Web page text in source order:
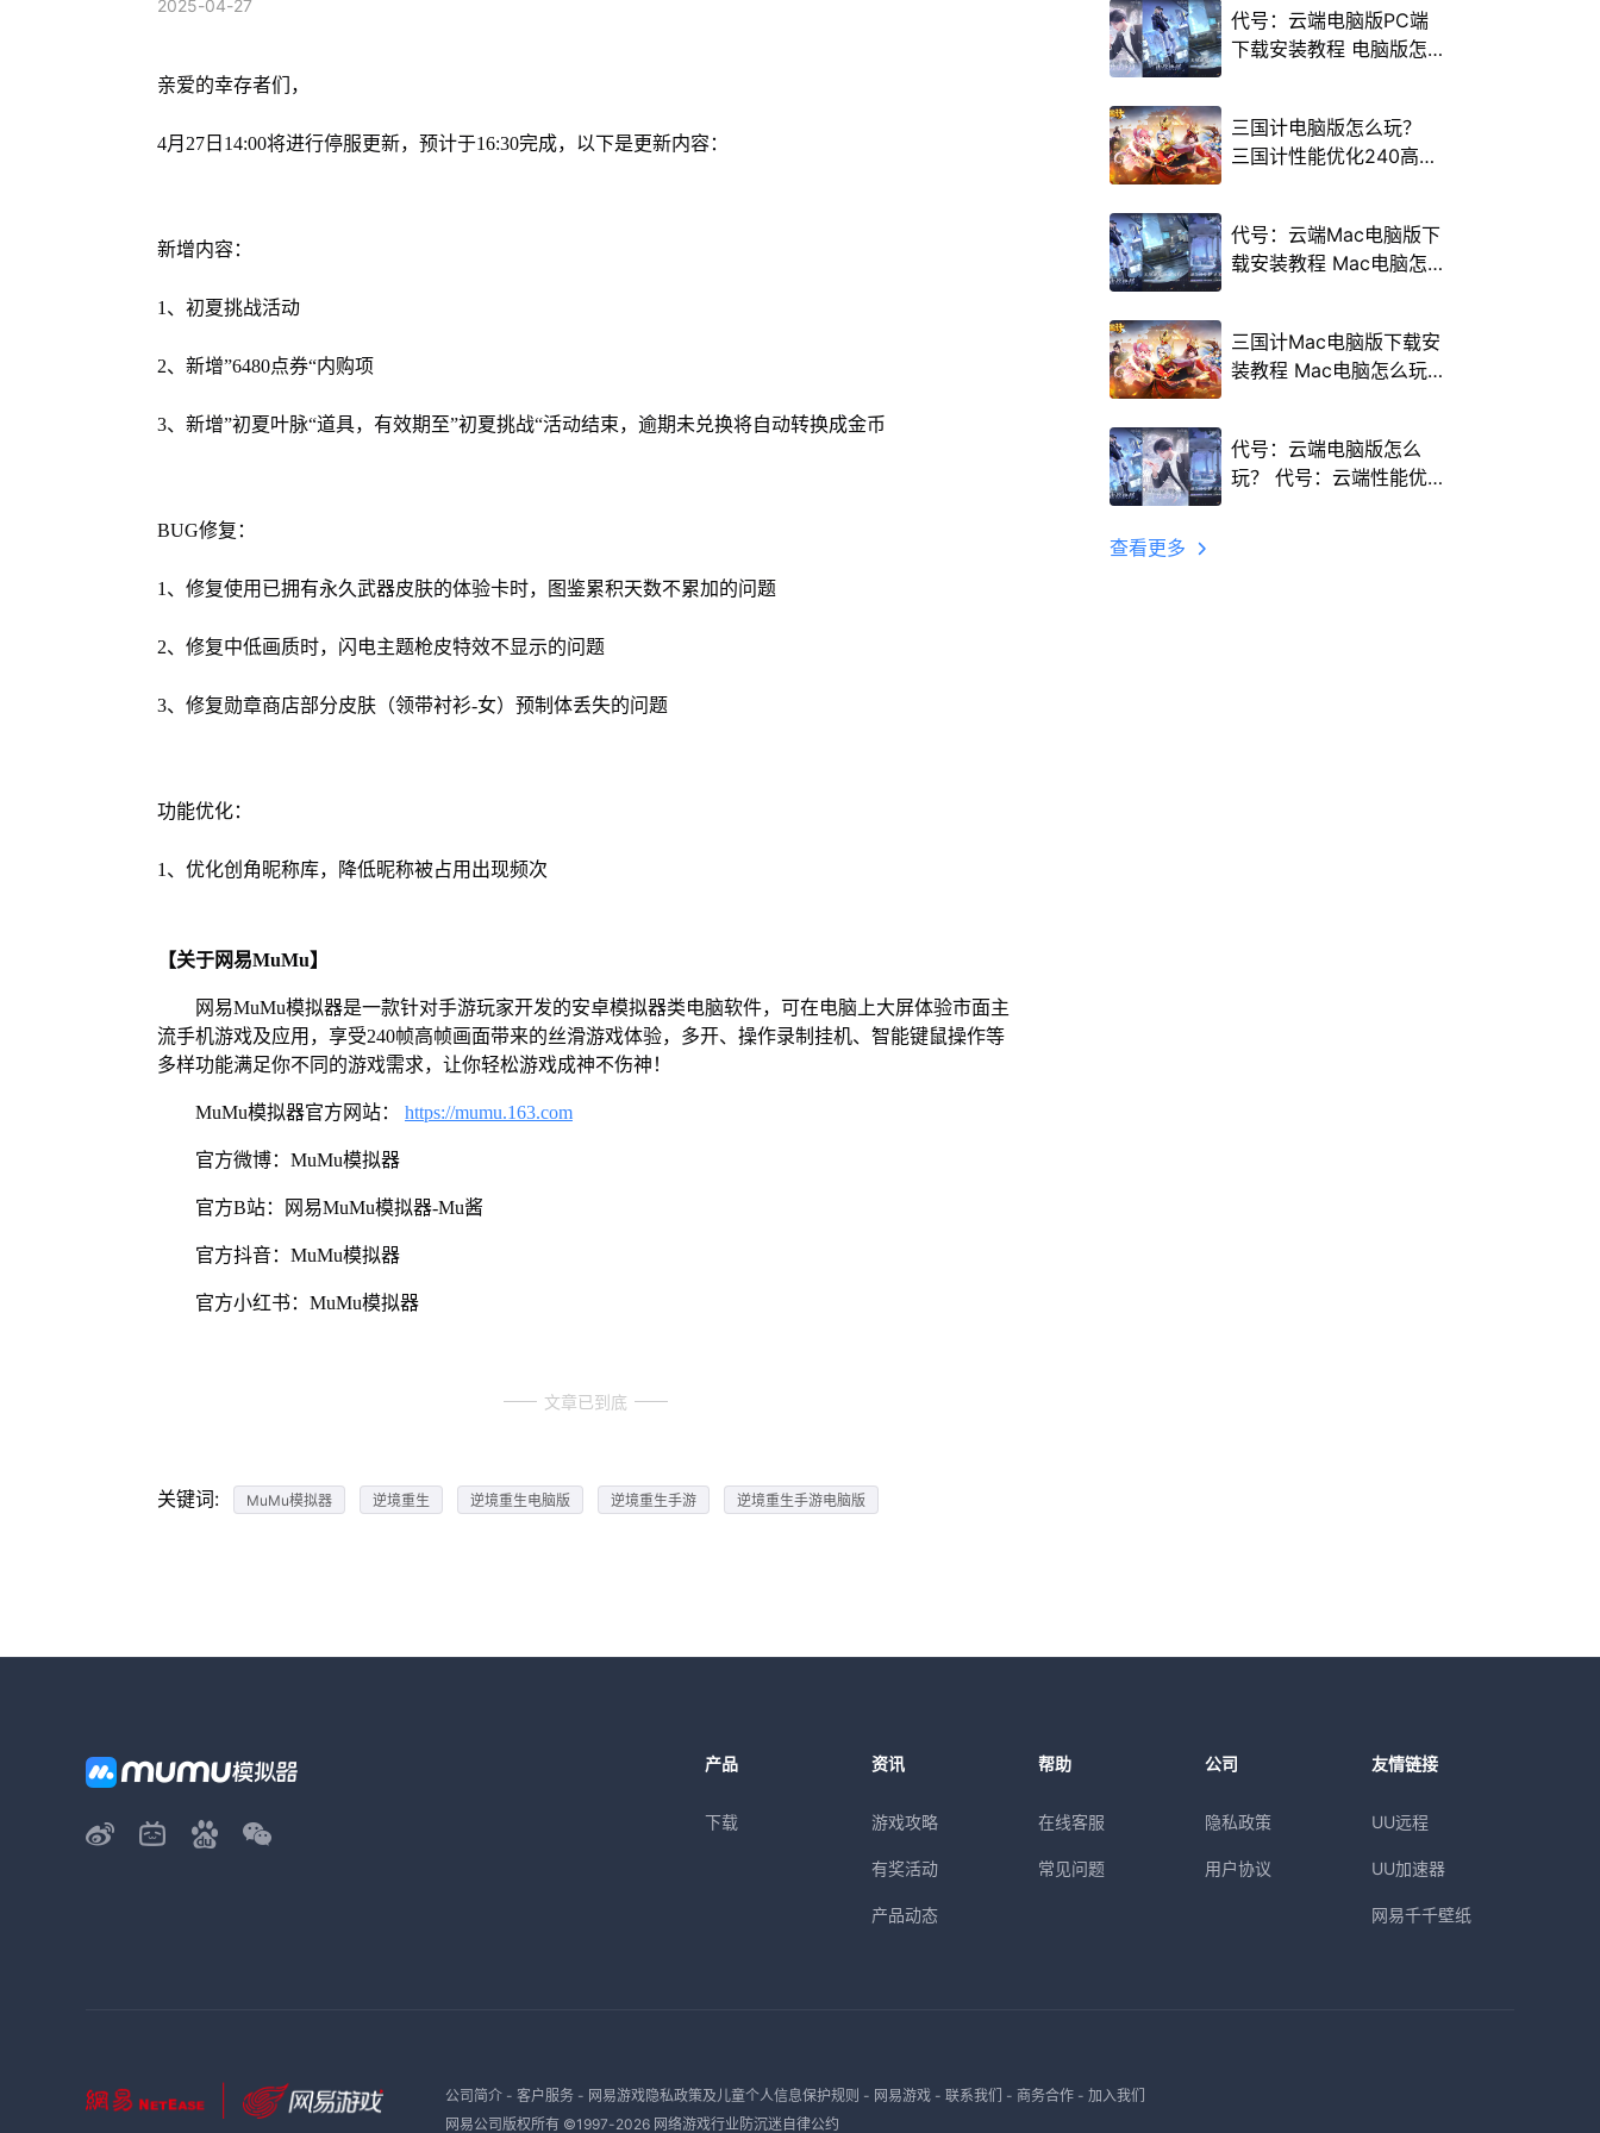
2025-04-27
亲爱的幸存者们，
4月27日14:00将进行停服更新，预计于16:30完成，以下是更新内容：
新增内容：
1、初夏挑战活动
2、新增”6480点券“内购项
3、新增”初夏叶脉“道具，有效期至”初夏挑战“活动结束，逾期未兑换将自动转换成金币
BUG修复：
1、修复使用已拥有永久武器皮肤的体验卡时，图鉴累积天数不累加的问题
2、修复中低画质时，闪电主题枪皮特效不显示的问题
3、修复勋章商店部分皮肤（领带衬衫-女）预制体丢失的问题
功能优化：
1、优化创角昵称库，降低昵称被占用出现频次
【关于网易MuMu】
网易MuMu模拟器是一款针对手游玩家开发的安卓模拟器类电脑软件，可在电脑上大屏体验市面主
流手机游戏及应用，享受240帧高帧画面带来的丝滑游戏体验，多开、操作录制挂机、智能键鼠操作等
多样功能满足你不同的游戏需求，让你轻松游戏成神不伤神！
MuMu模拟器官方网站： https://mumu.163.com
官方微博：MuMu模拟器
官方B站：网易MuMu模拟器-Mu酱
官方抖音：MuMu模拟器
官方小红书：MuMu模拟器
文章已到底
关键词: MuMu模拟器 逆境重生 逆境重生电脑版 逆境重生手游 逆境重生手游电脑版
代号：云端电脑版PC端
下载安装教程 电脑版怎
三国计电脑版怎么玩？
三国计性能优化240高帧
代号：云端Mac电脑版下
载安装教程 Mac电脑怎
三国计Mac电脑版下载安
装教程 Mac电脑怎么玩
代号：云端电脑版怎么
玩？ 代号：云端性能优
查看更多
产品
下载
资讯
游戏攻略
有奖活动
产品动态
帮助
在线客服
常见问题
公司
隐私政策
用户协议
友情链接
UU远程
UU加速器
网易千千壁纸
公司简介- 客户服务- 网易游戏隐私政策及儿童个人信息保护规则 - 网易游戏- 联系我们 - 商务合作- 加入我们
网易公司版权所有 ©1997-2026 网络游戏行业防沉迷自律公约